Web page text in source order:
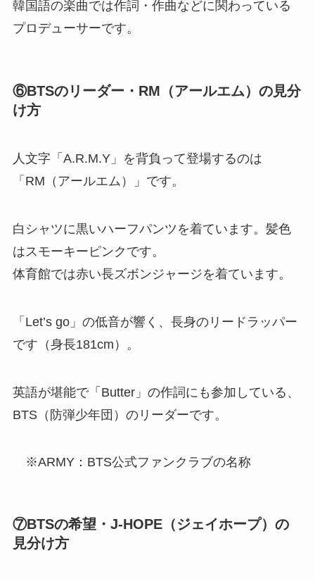
韓国語の楽曲では作詞・作曲などに関わっている
プロデューサーです。
⑥BTSのリーダー・RM（アールエム）の見分
け方
人文字「A.R.M.Y」を背負って登場するのは
「RM（アールエム）」です。
白シャツに黒いハーフパンツを着ています。髪色
はスモーキーピンクです。
体育館では赤い長ズボンジャージを着ています。
「Let’s go」の低音が響く、長身のリードラッパー
です（身長181cm）。
英語が堪能で「Butter」の作詞にも参加している、
BTS（防弾少年団）のリーダーです。
※ARMY：BTS公式ファンクラブの名称
⑦BTSの希望・J-HOPE（ジェイホープ）の
見分け方